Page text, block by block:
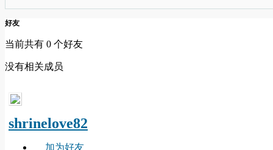
好友
当前共有 0 个好友
没有相关成员
shrinelove82
加为好友